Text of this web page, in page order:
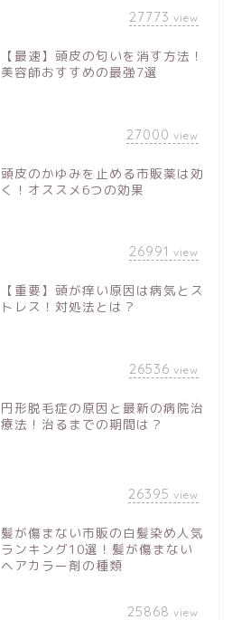
27773 view
【最速】頭皮の匂いを消す方法！
美容師おすすめの最強7選
27000 view
頭皮のかゆみを止める市販薬は効
く！オススメ6つの効果
26991 view
【重要】頭が痒い原因は病気とス
トレス！対処法とは？
26536 view
円形脱毛症の原因と最新の病院治
療法！治るまでの期間は？
26395 view
髪が傷まない市販の白髪染め人気
ランキング10選！髪が傷まない
ヘアカラー剤の種類
25868 view